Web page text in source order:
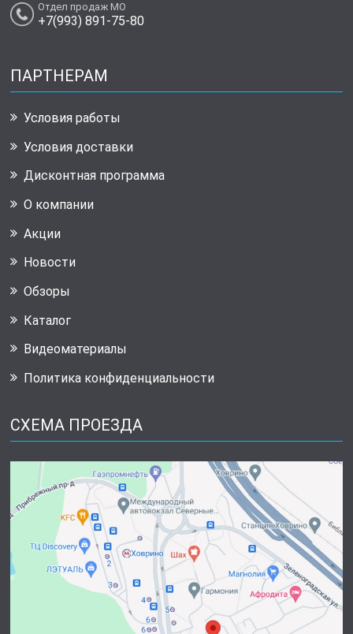
Отдел продаж МО
+7(993) 891-75-80
ПАРТНЕРАМ
Условия работы
Условия доставки
Дисконтная программа
О компании
Акции
Новости
Обзоры
Каталог
Видеоматериалы
Политика конфиденциальности
СХЕМА ПРОЕЗДА